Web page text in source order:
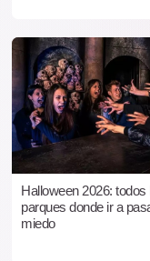
Halloween 2026: todos
parques donde ir a
miedo